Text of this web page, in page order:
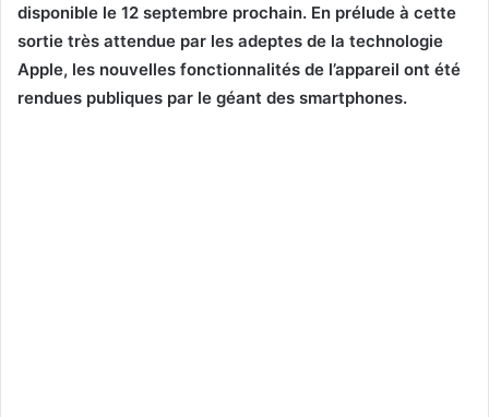
disponible le 12 septembre prochain. En prélude à cette
sortie très attendue par les adeptes de la technologie
Apple, les nouvelles fonctionnalités de l’appareil ont été
rendues publiques par le géant des smartphones.